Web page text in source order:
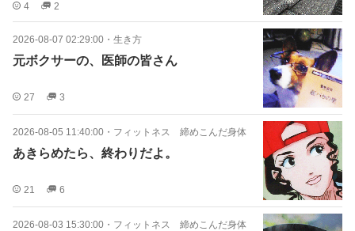
4 2
2026-08-07 02:29:00 ・ 生き方
元ボクサーの、医師の皆さん
27 3
2026-08-05 11:40:00 ・ フィットネス 締めこんだ身体
あきらめたら、終わりだよ。
21 6
2026-08-03 15:30:00 ・ フィットネス 締めこんだ身体